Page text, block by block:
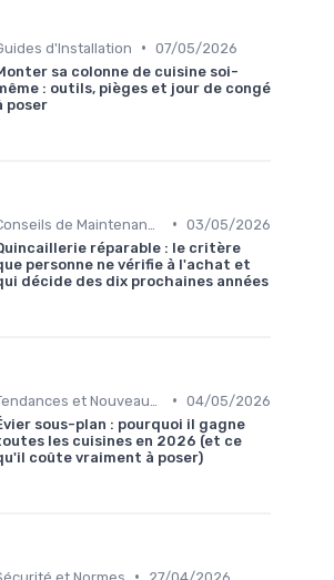
d'Installation • 07/05/2026
sa colonne de cuisine soi-
: outils, pièges et jour de congé
poser
• 03/05/2026
réparable : le critère
personne ne vérifie à l'achat et
décide des dix prochaines années
• 04/05/2026
sous-plan : pourquoi il gagne
les cuisines en 2026 (et ce
coûte vraiment à poser)